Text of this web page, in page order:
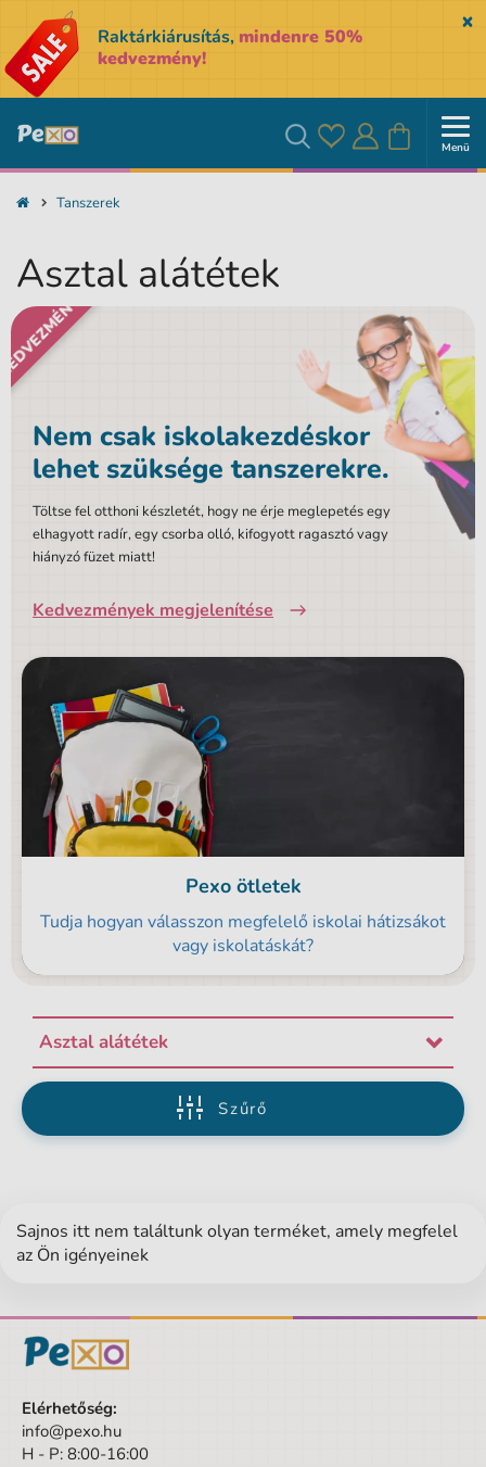
Raktárkiárusítás, mindenre 50%
kedvezmény!
Keresés
Kedvencek
Bejelentkezés
Kosár Menü
Tanszerek
Asztal alátétek
Nem csak iskolakezdéskor
lehet szüksége tanszerekre.
Töltse fel otthoni készletét, hogy ne érje meglepetés egy
elhagyott radír, egy csorba olló, kifogyott ragasztó vagy
hiányzó füzet miatt!
Kedvezmények megjelenítése
Pexo ötletek
Tudja hogyan válasszon megfelelő iskolai hátizsákot
vagy iskolatáskát?
Asztal alátétek
Szűrő
Sajnos itt nem találtunk olyan terméket, amely megfelel
az Ön igényeinek
Elérhetőség:
info@pexo.hu
H - P: 8:00-16:00